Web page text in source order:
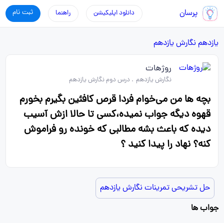
پرسان ثبت نام راهنما دانلود اپلیکیشن
یازدهم نگارش یازدهم
روژهات
نگارش یازدهم . درس دوم نگارش یازدهم
بچه ها من می‌خوام فردا قرص کافئین بگیرم بخورم
قهوه دیگه جواب نمیده،کسی تا حالا ازش آسیب
دیده که باعث بشه مطالبی که خونده رو فراموش
کنه؟ نهاد را پیدا کنید ؟
حل تشریحی تمرینات نگارش یازدهم
جواب ها